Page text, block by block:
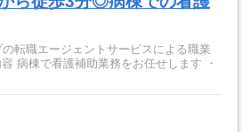
転職エージェントサービスによる職業
病棟で看護補助業務をお任せします ・